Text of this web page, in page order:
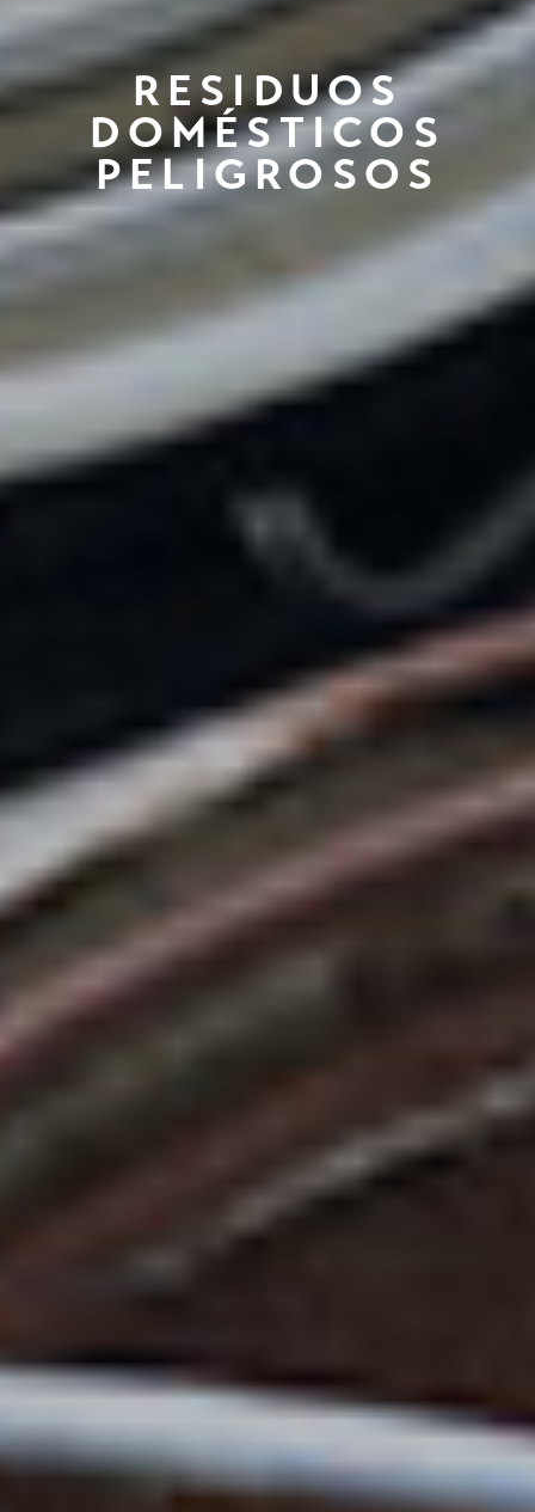
RESIDUOS
DOMÉSTICOS
PELIGROSOS